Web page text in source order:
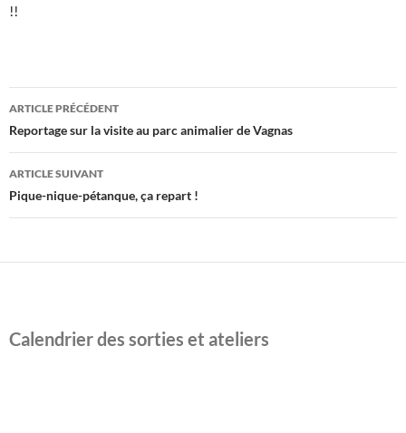
!!
Navigation
des
articles
ARTICLE PRÉCÉDENT
Reportage sur la visite au parc animalier de Vagnas
ARTICLE SUIVANT
Pique-nique-pétanque, ça repart !
Calendrier des sorties et ateliers